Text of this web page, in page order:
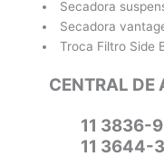
Secadora
Secadora
Troca Filtro Side
CENTRAL DE
11 3836-
11 3644-